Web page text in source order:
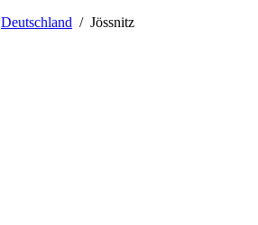
Deutschland / Jössnitz